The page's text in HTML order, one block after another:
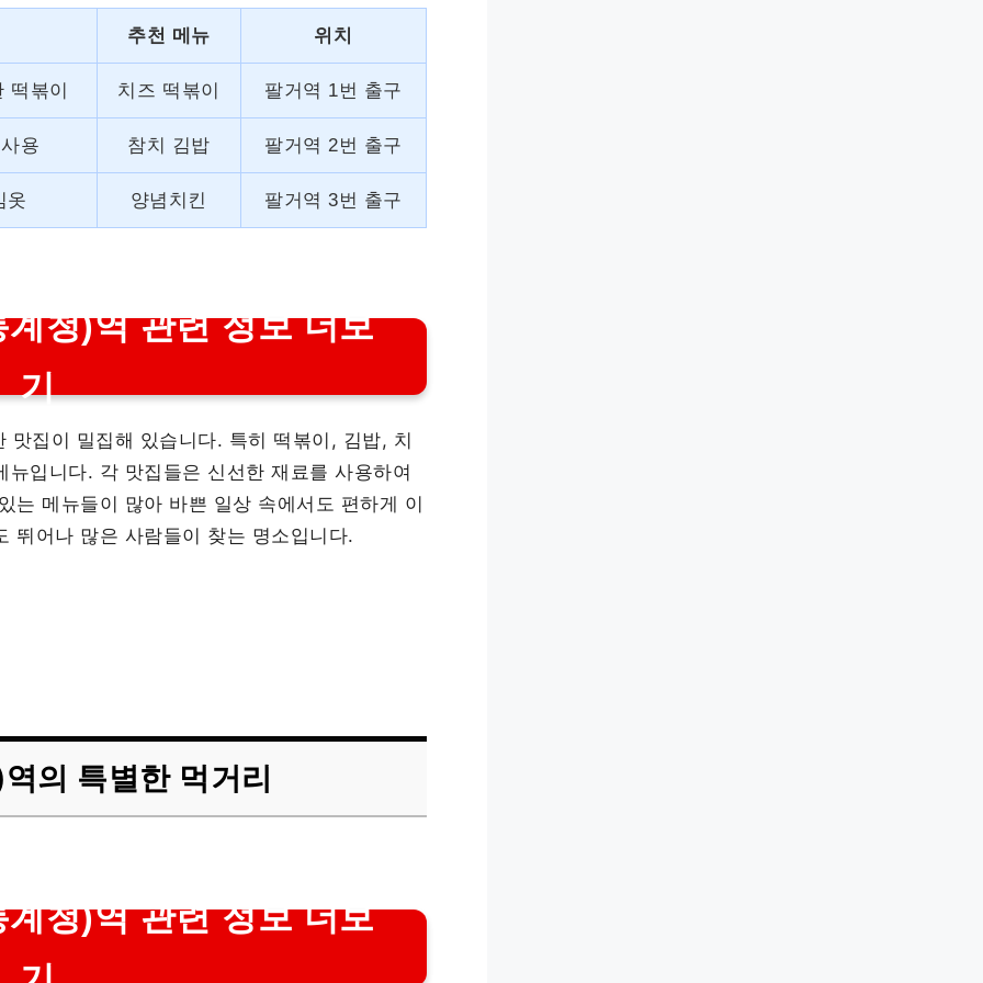
추천 메뉴 위치
떡볶이 치즈 떡볶이 팔거역 1번 출구
용 참치 김밥 팔거역 2번 출구
옷 양념치킨 팔거역 3번 출구
청)역 관련 정보 더보
기
맛집이 밀집해 있습니다. 특히 떡볶이, 김밥, 치
입니다. 각 맛집들은 신선한 재료를 사용하여
는 메뉴들이 많아 바쁜 일상 속에서도 편하게 이
뛰어나 많은 사람들이 찾는 명소입니다.
의 특별한 먹거리
청)역 관련 정보 더보